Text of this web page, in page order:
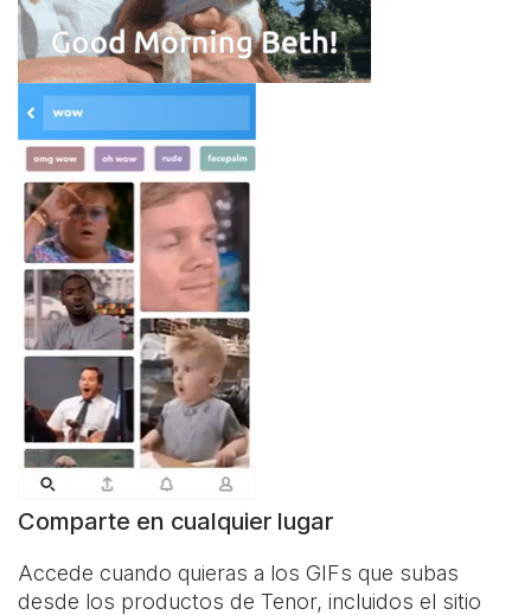
Comparte en cualquier lugar
Accede cuando quieras a los GIFs que subas
desde los productos de Tenor, incluidos el sitio